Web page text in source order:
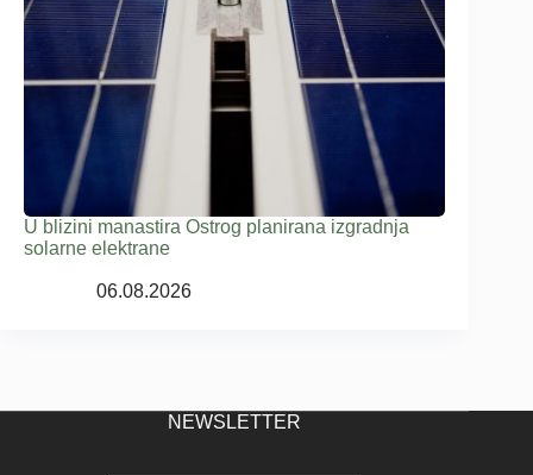
U blizini manastira Ostrog planirana izgradnja
solarne elektrane
06.08.2026
NEWSLETTER